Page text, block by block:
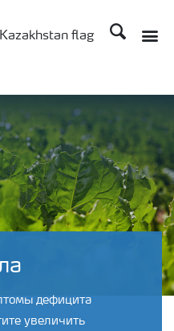
Поиск
дефицита
увеличить